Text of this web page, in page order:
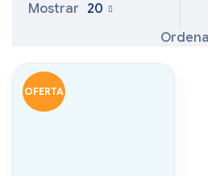
Mostrar 20
OFERTA